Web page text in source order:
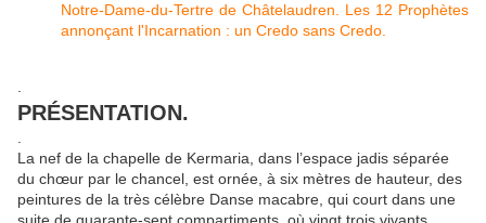
Notre-Dame-du-Tertre de Châtelaudren. Les 12 Prophètes
annonçant l'Incarnation : un Credo sans Credo.
PRÉSENTATION.
La nef de la chapelle de Kermaria, dans l’espace jadis séparée
du chœur par le chancel, est ornée, à six mètres de hauteur, des
peintures de la très célèbre Danse macabre, qui court dans une